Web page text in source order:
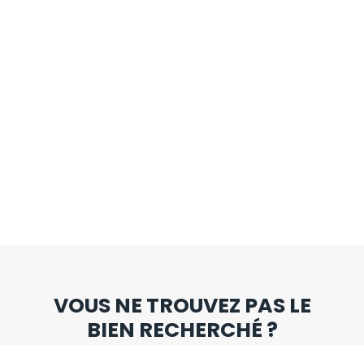
VOUS NE TROUVEZ PAS LE
BIEN RECHERCHÉ ?